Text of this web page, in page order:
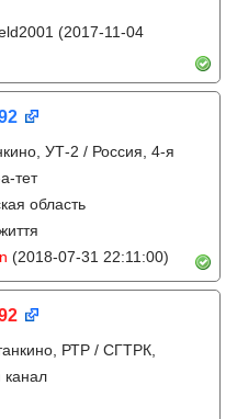
(2017-11-04
УТ-2 / Россия, 4-я
тет
область
(2018-07-31 22:11:00)
РТР / СГТРК,
канал